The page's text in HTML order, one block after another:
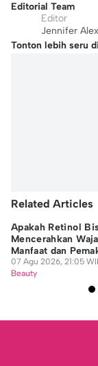
Editorial Team
Editor
Jennifer
Tonton lebih seru di
Related Articles
Apakah Retinol
Mencerahkan
Manfaat dan
07 Agu 2026, 21:05
Beauty